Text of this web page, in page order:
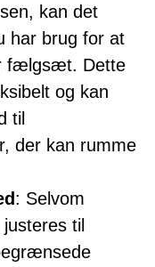
kan det
har brug for at
fælgsæt. Dette
og kan
til
der kan rumme
: Selvom
til